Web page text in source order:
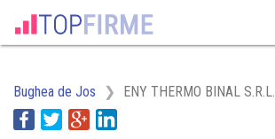
Bughea de Jos ENY THERMO BINAL S.R.L.